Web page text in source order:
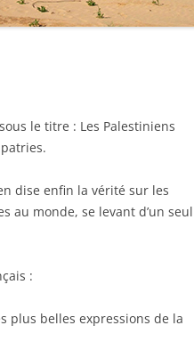
le titre : Les Palestiniens
dise enfin la vérité sur les
au monde, se levant d’un seul
:
plus belles expressions de la